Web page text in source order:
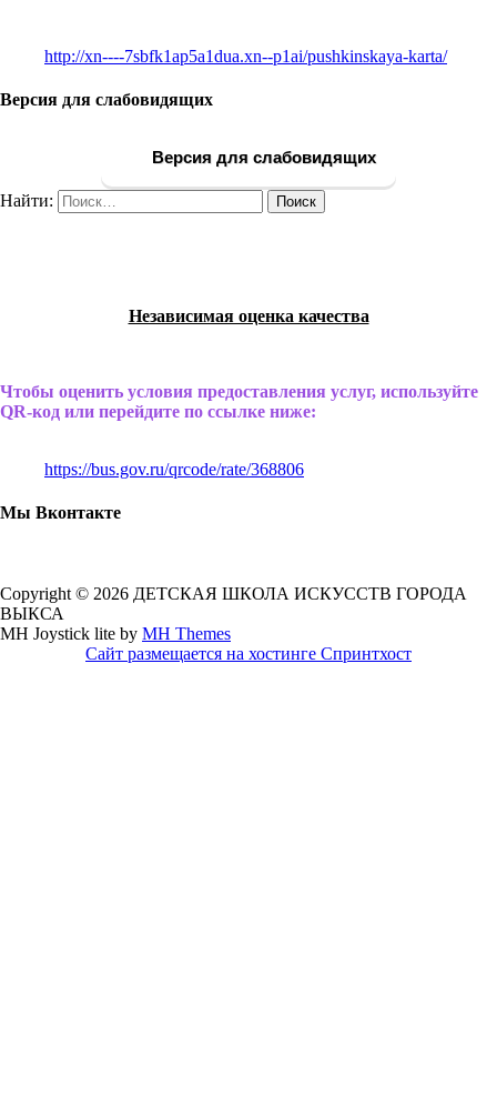
http://xn----7sbfk1ap5a1dua.xn--p1ai/pushkinskaya-karta/
Версия для слабовидящих
Версия для слабовидящих
Найти:
Независимая оценка качества
Чтобы оценить условия предоставления услуг, используйте
QR-код или перейдите по ссылке ниже:
https://bus.gov.ru/qrcode/rate/368806
Мы Вконтакте
Copyright © 2026 ДЕТСКАЯ ШКОЛА ИСКУССТВ ГОРОДА
ВЫКСА
MH Joystick lite by MH Themes
Сайт размещается на хостинге Спринтхост